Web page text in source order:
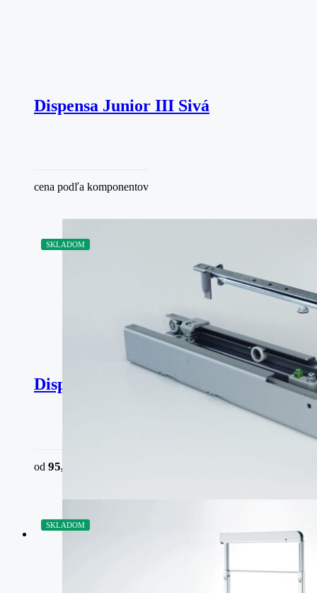
Dispensa Junior III Sivá
cena podľa komponentov
SKLADOM
Dispensa – plnovýsuv
od 95,70
SKLADOM